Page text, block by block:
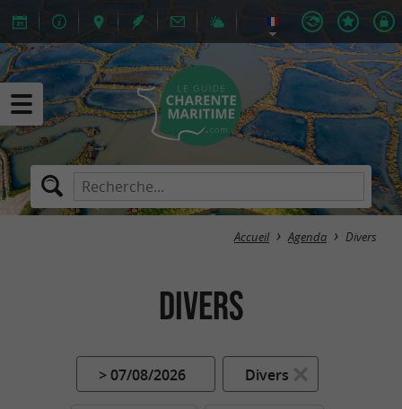
Accueil Agenda Divers
Divers
> 07/08/2026 Divers